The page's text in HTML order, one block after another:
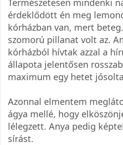
Természetesen mindenki
érdeklődött én meg
kórházban van, mert
szomorú pillanat volt az.
kórházból hívtak azzal a
állapota jelentősen
maximum egy hetet
Azonnal elmentem
ágya mellé, hogy
lélegzett. Anya pedig
sírást.